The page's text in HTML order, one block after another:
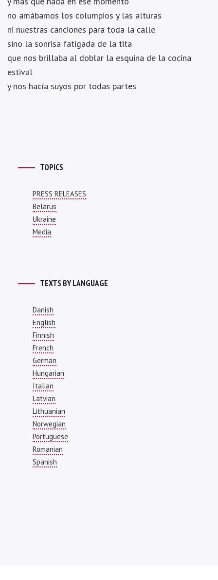
no amábamos los columpios y las alturas
ni nuestras canciones para toda la calle
sino la sonrisa fatigada de la tita
que nos brillaba al doblar la esquina de la cocina
estival
y nos hacía suyos por todas partes
TOPICS
PRESS RELEASES
Belarus
Ukraine
Media
TEXTS BY LANGUAGE
Danish
English
Finnish
French
German
Hungarian
Italian
Latvian
Lithuanian
Norwegian
Portuguese
Romanian
Spanish